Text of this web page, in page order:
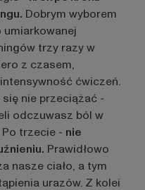
Dobrym wyborem
trzy razy w
z czasem,
ćwiczeń.
nie przeciążać -
odczuwasz ból w
trzecie - nie
Prawidłowo
nasze ciało, a tym
urazów. Z kolei